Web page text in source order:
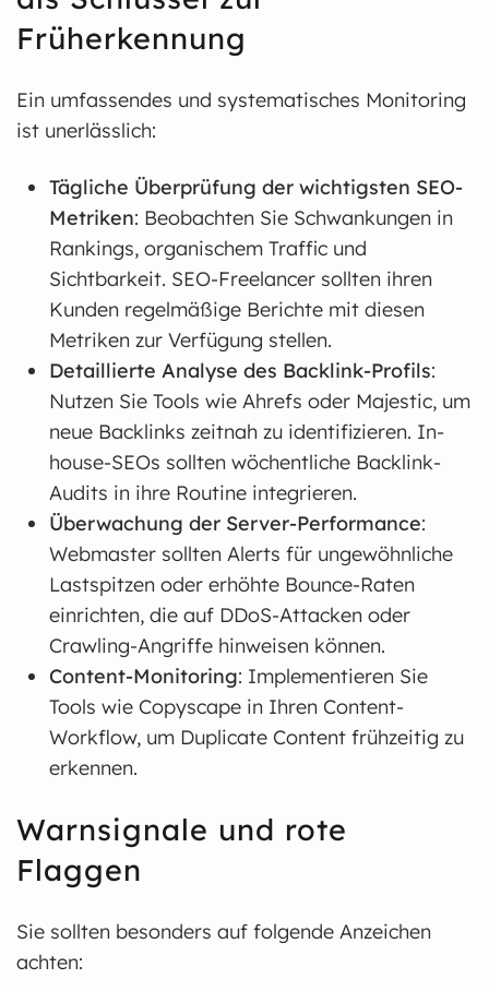
Früherkennung
Ein umfassendes und systematisches Monitoring
ist unerlässlich:
Tägliche Überprüfung der wichtigsten SEO-
Metriken: Beobachten Sie Schwankungen in
Rankings, organischem Traffic und
Sichtbarkeit. SEO-Freelancer sollten ihren
Kunden regelmäßige Berichte mit diesen
Metriken zur Verfügung stellen.
Detaillierte Analyse des Backlink-Profils:
Nutzen Sie Tools wie Ahrefs oder Majestic, um
neue Backlinks zeitnah zu identifizieren. In-
house-SEOs sollten wöchentliche Backlink-
Audits in ihre Routine integrieren.
Überwachung der Server-Performance:
Webmaster sollten Alerts für ungewöhnliche
Lastspitzen oder erhöhte Bounce-Raten
einrichten, die auf DDoS-Attacken oder
Crawling-Angriffe hinweisen können.
Content-Monitoring: Implementieren Sie
Tools wie Copyscape in Ihren Content-
Workflow, um Duplicate Content frühzeitig zu
erkennen.
Warnsignale und rote
Flaggen
Sie sollten besonders auf folgende Anzeichen
achten: